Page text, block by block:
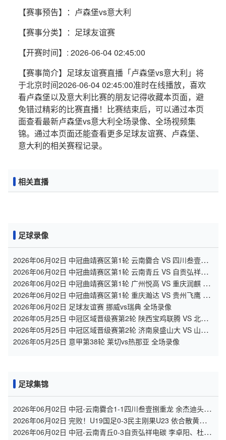
【赛事预告】：卢森堡vs意大利
【赛事分类】：足球友谊赛
【开赛时间】: 2026-06-04 02:45:00
【赛事简介】足球友谊赛直播「卢森堡vs意大利」将
于北京时间2026-06-04 02:45:00准时在线播放，喜欢
看卢森堡以及意大利比赛的朋友记得收藏本页面，避
免错过精彩的比赛直播！比赛结束后，可以通过本页
面查看最新卢森堡vs意大利全场录像、全场视频集
锦。通过本页面还能查看更多足球友谊赛、卢森堡、
意大利的相关赛程记录。
相关直播
足球录像
2026年06月02日 中冠曲靖赛区第1轮 云南爨合 VS 四川叁壹捌
重龙 全场录像
2026年06月02日 中冠曲靖赛区第1轮 云南青丘 VS 自贡弘祥电
碳 全场录像
2026年06月02日 中冠曲靖赛区第1轮 广州悦高 VS 重庆润麒 全
场录像
2026年06月02日 中冠曲靖赛区第1轮 重庆瀚达 VS 贵州飞鹰 全
场录像
2026年06月02日 足球友谊赛 挪威vs瑞典 全场录像
2026年05月25日 中冠区域晋级赛第2轮 陕西宝鸡联腾 VS 北京
灵动星空 全场录像
2026年05月25日 中冠区域晋级赛第2轮 济南泉盛山大 VS 山东
球探 全场录像
2026年05月25日 意甲第38轮 莱切vs热那亚 全场录像
足球集锦
2026年06月02日 中冠-云南爨合1-1四川叁壹捌重龙 余杰迪头球
绝平
2026年06月02日 完败！U19国足0-3民主刚果U23 依合散黄油手
U19国足0射门0角球
2026年06月02日 中冠-云南青丘0-3自贡弘祥电碳 李卓阳、杜威